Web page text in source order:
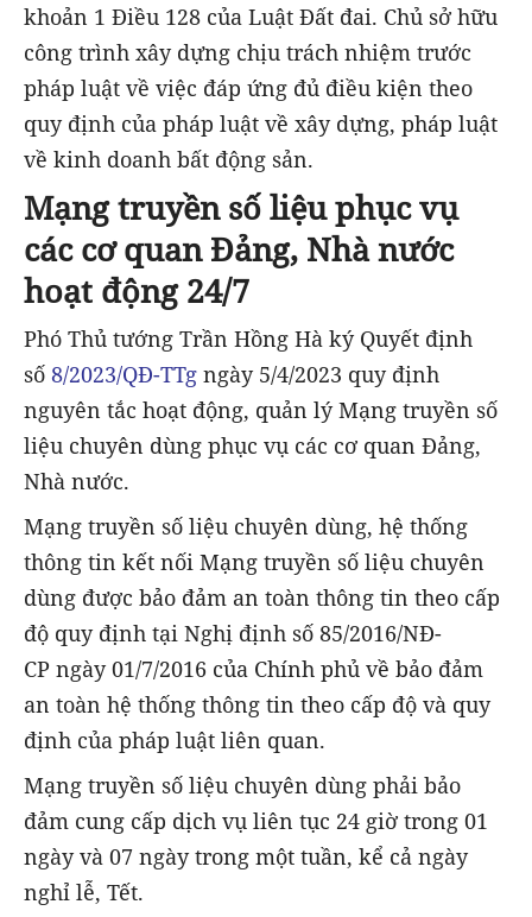
khoản 1 Điều 128 của Luật Đất đai. Chủ sở hữu
công trình xây dựng chịu trách nhiệm trước
pháp luật về việc đáp ứng đủ điều kiện theo
quy định của pháp luật về xây dựng, pháp luật
về kinh doanh bất động sản.
Mạng truyền số liệu phục vụ
các cơ quan Đảng, Nhà nước
hoạt động 24/7
Phó Thủ tướng Trần Hồng Hà ký Quyết định
số 8/2023/QĐ-TTg ngày 5/4/2023 quy định
nguyên tắc hoạt động, quản lý Mạng truyền số
liệu chuyên dùng phục vụ các cơ quan Đảng,
Nhà nước.
Mạng truyền số liệu chuyên dùng, hệ thống
thông tin kết nối Mạng truyền số liệu chuyên
dùng được bảo đảm an toàn thông tin theo cấp
độ quy định tại Nghị định số 85/2016/NĐ-
CP ngày 01/7/2016 của Chính phủ về bảo đảm
an toàn hệ thống thông tin theo cấp độ và quy
định của pháp luật liên quan.
Mạng truyền số liệu chuyên dùng phải bảo
đảm cung cấp dịch vụ liên tục 24 giờ trong 01
ngày và 07 ngày trong một tuần, kể cả ngày
nghỉ lễ, Tết.